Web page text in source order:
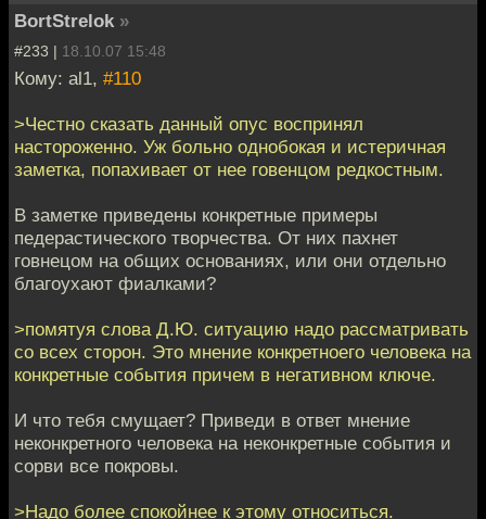
BortStrelok »
#233 | 18.10.07 15:48
Кому: al1, #110
>Честно сказать данный опус воспринял
настороженно. Уж больно однобокая и истеричная
заметка, попахивает от нее говенцом редкостным.
В заметке приведены конкретные примеры
педерастического творчества. От них пахнет
говнецом на общих основаниях, или они отдельно
благоухают фиалками?
>помятуя слова Д.Ю. ситуацию надо рассматривать
со всех сторон. Это мнение конкретноего человека на
конкретные события причем в негативном ключе.
И что тебя смущает? Приведи в ответ мнение
неконкретного человека на неконкретные события и
сорви все покровы.
>Надо более спокойнее к этому относиться.